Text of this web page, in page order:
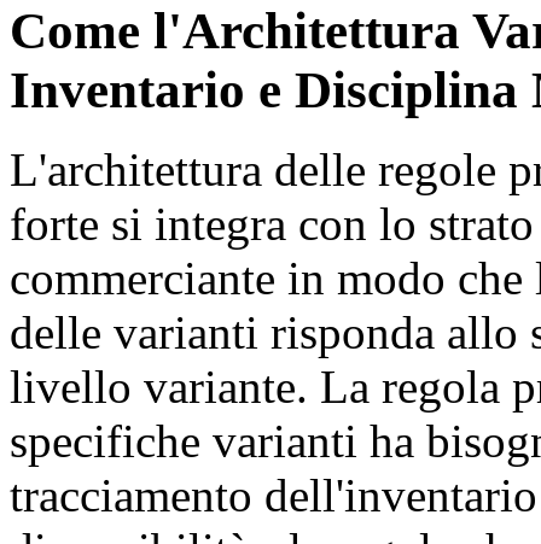
Come l'Architettura
Inventario e Disciplina
L'architettura delle regole
forte si integra con lo
commerciante in modo
delle varianti risponda
livello variante. La regola
specifiche varianti ha
tracciamento